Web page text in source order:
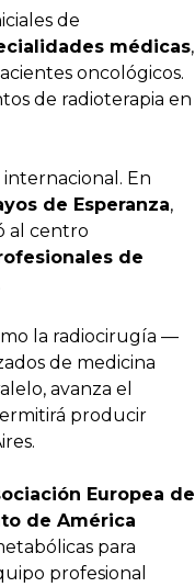
de
médicas,
oncológicos.
de radioterapia en
En
de Esperanza,
al centro
de
la radiocirugía —
de medicina
avanza el
producir
Europea de
de América
para
profesional